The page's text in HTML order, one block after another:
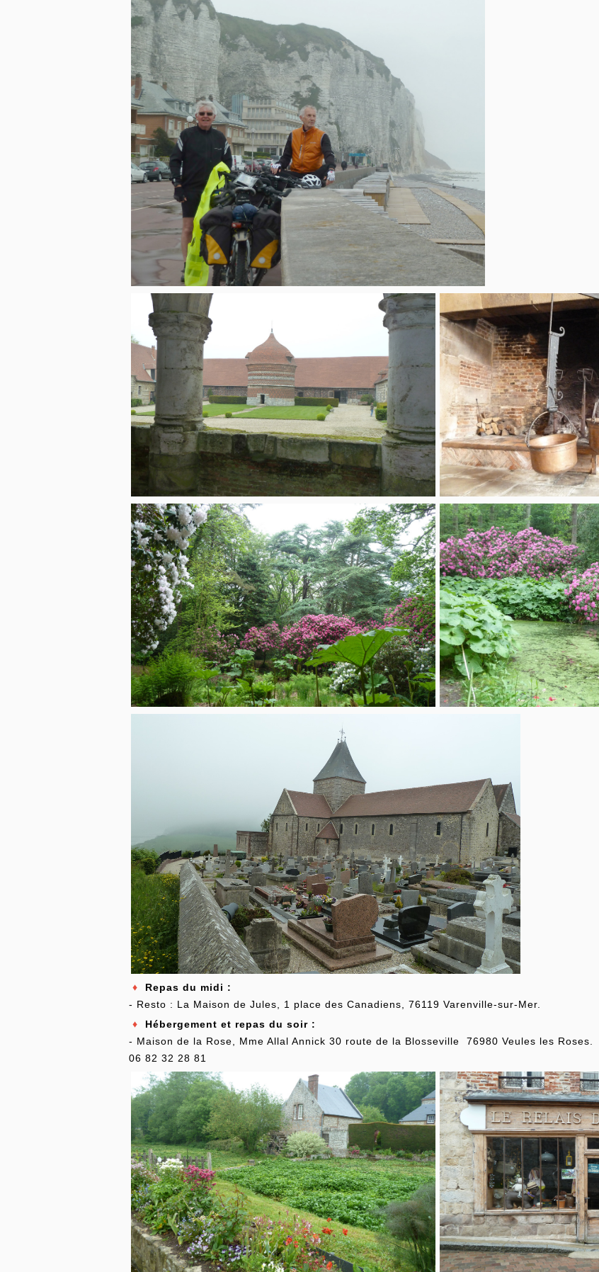
♦ Repas du midi :
- Resto : La Maison de Jules, 1 place des Canadiens, 76119 Varenville-sur-Mer.
♦ Hébergement et repas du soir :
- Maison de la Rose, Mme Allal Annick 30 route de la Blosseville 76980 Veules les Roses.
06 82 32 28 81